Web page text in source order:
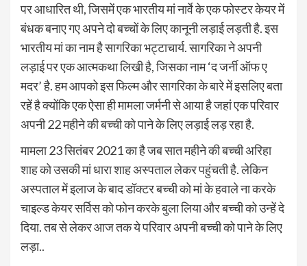
पर आधारित थी, जिसमें एक भारतीय मां नार्वे के एक फोस्टर केयर में
बंधक बनाए गए अपने दो बच्चों के लिए कानूनी लड़ाई लड़ती है. इस
भारतीय मां का नाम है सागरिका भट्टाचार्य. सागरिका ने अपनी
लड़ाई पर एक आत्मकथा लिखी है, जिसका नाम ‘द जर्नी ऑफ ए
मदर’ है. हम आपको इस फिल्म और सागरिका के बारे में इसलिए बता
रहें है क्योंकि एक ऐसा ही मामला जर्मनी से आया है जहां एक परिवार
अपनी 22 महीने की बच्ची को पाने के लिए लड़ाई लड़ रहा है.
मामला 23 सितंबर 2021 का है जब सात महीने की बच्ची अरिहा
शाह को उसकी मां धारा शाह अस्पताल लेकर पहुंचती है. लेकिन
अस्पताल में इलाज के बाद डॉक्टर बच्ची को मां के हवाले ना करके
चाइल्ड केयर सर्विस को फोन करके बुला लिया और बच्ची को उन्हें दे
दिया. तब से लेकर आज तक ये परिवार अपनी बच्ची को पाने के लिए
लड़ा..